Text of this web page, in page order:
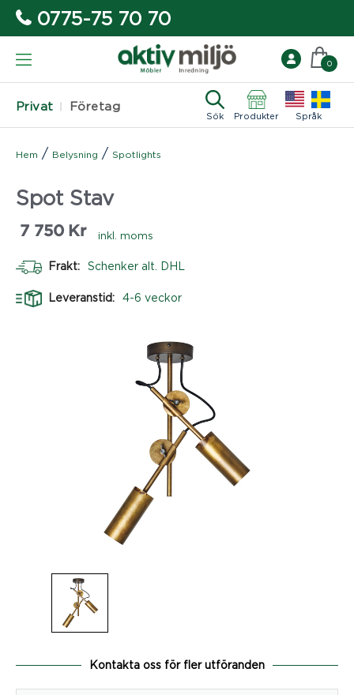
0775-75 70 70
Privat Företag
Sök Produkter Språk
0
Hem / Belysning / Spotlights
Spot Stav
7 750 Kr inkl. moms
Frakt: Schenker alt. DHL
Leveranstid: 4-6 veckor
Kontakta oss för fler utföranden